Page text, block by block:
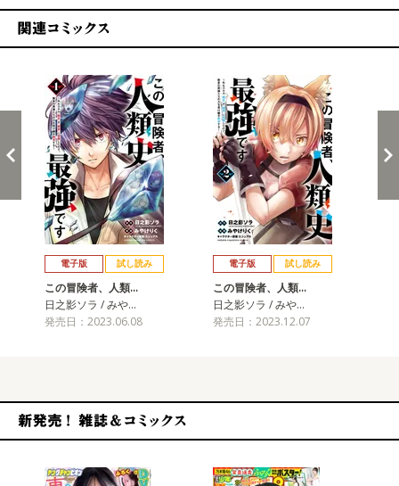
電子版 試し読み
この冒険者、人類…
日之影ソラ / みや…
発売日：2023.06.08
電子版 試し読み
この冒険者、人類…
日之影ソラ / みや…
発売日：2023.12.07